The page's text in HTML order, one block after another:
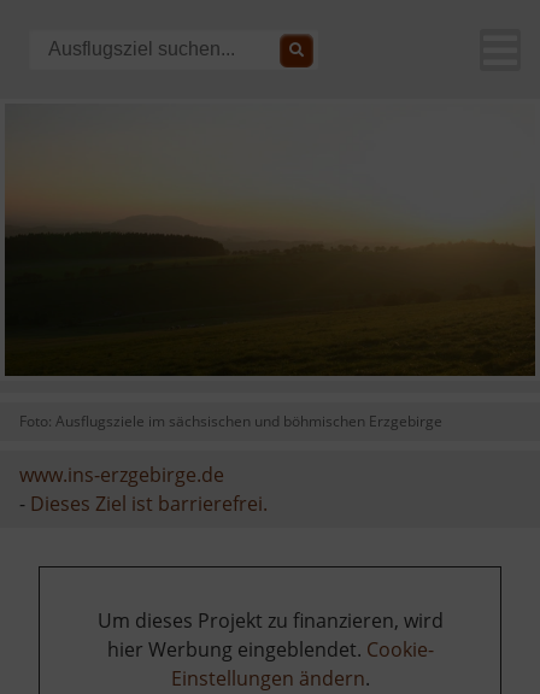
Foto: Ausflugsziele im sächsischen und böhmischen Erzgebirge
www.ins-erzgebirge.de
- Dieses Ziel ist barrierefrei.
Um dieses Projekt zu finanzieren, wird
hier Werbung eingeblendet. Cookie-
Einstellungen ändern.